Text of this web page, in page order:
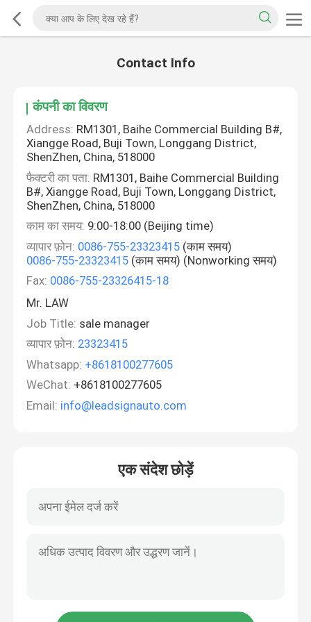
Contact Info
कंपनी का विवरण
Address: RM1301, Baihe Commercial Building B#,
Xiangge Road, Buji Town, Longgang District,
ShenZhen, China, 518000
फैक्टरी का पता: RM1301, Baihe Commercial Building
B#, Xiangge Road, Buji Town, Longgang District,
ShenZhen, China, 518000
काम का समय: 9:00-18:00 (Beijing time)
व्यापार फ़ोन: 0086-755-23323415 (काम समय)
0086-755-23323415 (काम समय) (Nonworking समय)
Fax: 0086-755-23326415-18
Mr. LAW
Job Title: sale manager
व्यापार फ़ोन: 23323415
Whatsapp: +8618100277605
WeChat: +8618100277605
Email: info@leadsignauto.com
एक संदेश छोड़ें